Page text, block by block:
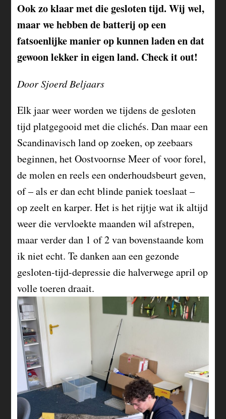
Ook zo klaar met die gesloten tijd. Wij wel,
maar we hebben de batterij op een
fatsoenlijke manier op kunnen laden en dat
gewoon lekker in eigen land. Check it out!
Door Sjoerd Beljaars
Elk jaar weer worden we tijdens de gesloten
tijd platgegooid met die clichés. Dan maar een
Scandinavisch land op zoeken, op zeebaars
beginnen, het Oostvoornse Meer of voor forel,
de molen en reels een onderhoudsbeurt geven,
of – als er dan echt blinde paniek toeslaat –
op zeelt en karper. Het is het rijtje wat ik altijd
weer die vervloekte maanden wil afstrepen,
maar verder dan 1 of 2 van bovenstaande kom
ik niet echt. Te danken aan een gezonde
gesloten-tijd-depressie die halverwege april op
volle toeren draait.